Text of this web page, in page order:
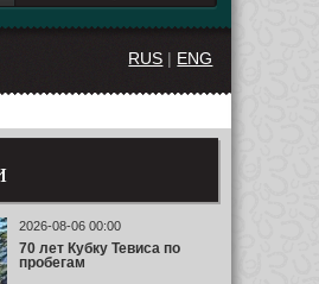
RUS | ENG
2026-08-06 00:00
70 лет Кубку Тевиса по
пробегам